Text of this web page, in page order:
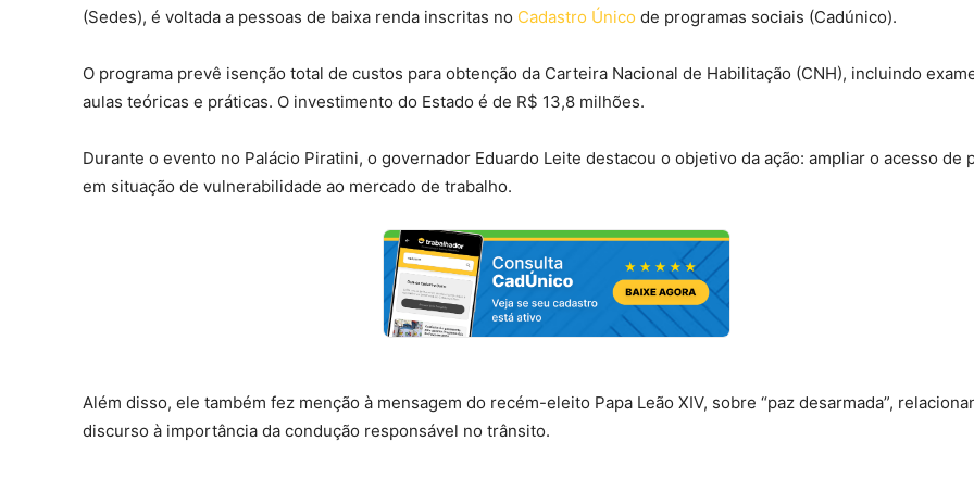
(Sedes), é voltada a pessoas de baixa renda inscritas no Cadastro Único de programas sociais (Cadúnico).
O programa prevê isenção total de custos para obtenção da Carteira Nacional de Habilitação (CNH), incluindo
aulas teóricas e práticas. O investimento do Estado é de R$ 13,8 milhões.
Durante o evento no Palácio Piratini, o governador Eduardo Leite destacou o objetivo da ação: ampliar o acesso de
em situação de vulnerabilidade ao mercado de trabalho.
Além disso, ele também fez menção à mensagem do recém-eleito Papa Leão XIV, sobre “paz desarmada”,
discurso à importância da condução responsável no trânsito.